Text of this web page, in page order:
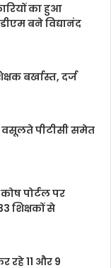
का हुआ
बने विद्यानंद
बर्खास्त, दर्ज
वसूलते पीटीसी समेत
पोर्टल पर
शिक्षकों से
रहे 11 और 9